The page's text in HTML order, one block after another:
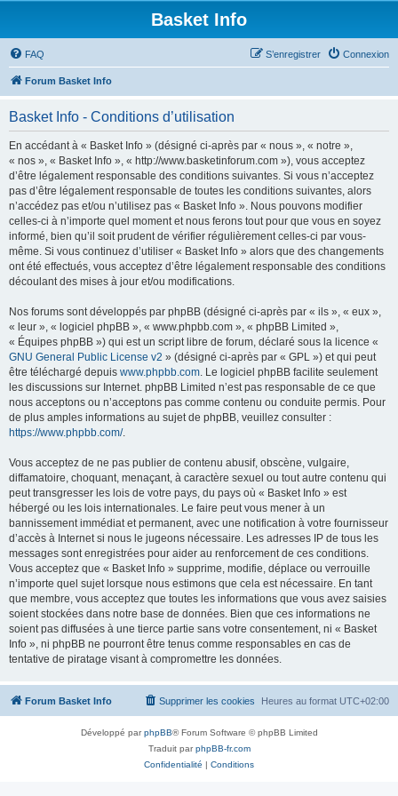
Basket Info
FAQ Connexion
S’enregistrer
Forum Basket Info
Basket Info - Conditions d’utilisation
En accédant à « Basket Info » (désigné ci-après par « nous », « notre »,
« nos », « Basket Info », « http://www.basketinforum.com »), vous acceptez
d’être légalement responsable des conditions suivantes. Si vous n’acceptez
pas d’être légalement responsable de toutes les conditions suivantes, alors
n’accédez pas et/ou n’utilisez pas « Basket Info ». Nous pouvons modifier
celles-ci à n’importe quel moment et nous ferons tout pour que vous en soyez
informé, bien qu’il soit prudent de vérifier régulièrement celles-ci par vous-
même. Si vous continuez d’utiliser « Basket Info » alors que des changements
ont été effectués, vous acceptez d’être légalement responsable des conditions
découlant des mises à jour et/ou modifications.
Nos forums sont développés par phpBB (désigné ci-après par « ils », « eux »,
« leur », « logiciel phpBB », « www.phpbb.com », « phpBB Limited »,
« Équipes phpBB ») qui est un script libre de forum, déclaré sous la licence «
GNU General Public License v2 » (désigné ci-après par « GPL ») et qui peut
être téléchargé depuis www.phpbb.com. Le logiciel phpBB facilite seulement
les discussions sur Internet. phpBB Limited n’est pas responsable de ce que
nous acceptons ou n’acceptons pas comme contenu ou conduite permis. Pour
de plus amples informations au sujet de phpBB, veuillez consulter :
https://www.phpbb.com/.
Vous acceptez de ne pas publier de contenu abusif, obscène, vulgaire,
diffamatoire, choquant, menaçant, à caractère sexuel ou tout autre contenu qui
peut transgresser les lois de votre pays, du pays où « Basket Info » est
hébergé ou les lois internationales. Le faire peut vous mener à un
bannissement immédiat et permanent, avec une notification à votre fournisseur
d’accès à Internet si nous le jugeons nécessaire. Les adresses IP de tous les
messages sont enregistrées pour aider au renforcement de ces conditions.
Vous acceptez que « Basket Info » supprime, modifie, déplace ou verrouille
n’importe quel sujet lorsque nous estimons que cela est nécessaire. En tant
que membre, vous acceptez que toutes les informations que vous avez saisies
soient stockées dans notre base de données. Bien que ces informations ne
soient pas diffusées à une tierce partie sans votre consentement, ni « Basket
Info », ni phpBB ne pourront être tenus comme responsables en cas de
tentative de piratage visant à compromettre les données.
Forum Basket Info Heures au format UTC+02:00
Supprimer les cookies
Développé parphpBB® Forum Software © phpBB Limited
Traduit parphpBB-fr.com
Confidentialité | Conditions